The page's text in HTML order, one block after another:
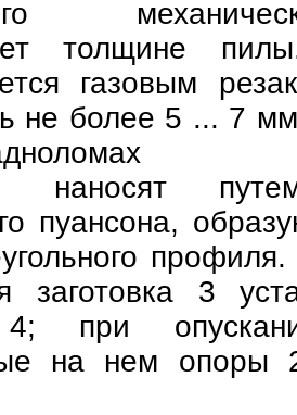
толщине
газовым
не более 5 ... 7
наносят
пуансона,
заготовка 3
4; при
на нем опоры